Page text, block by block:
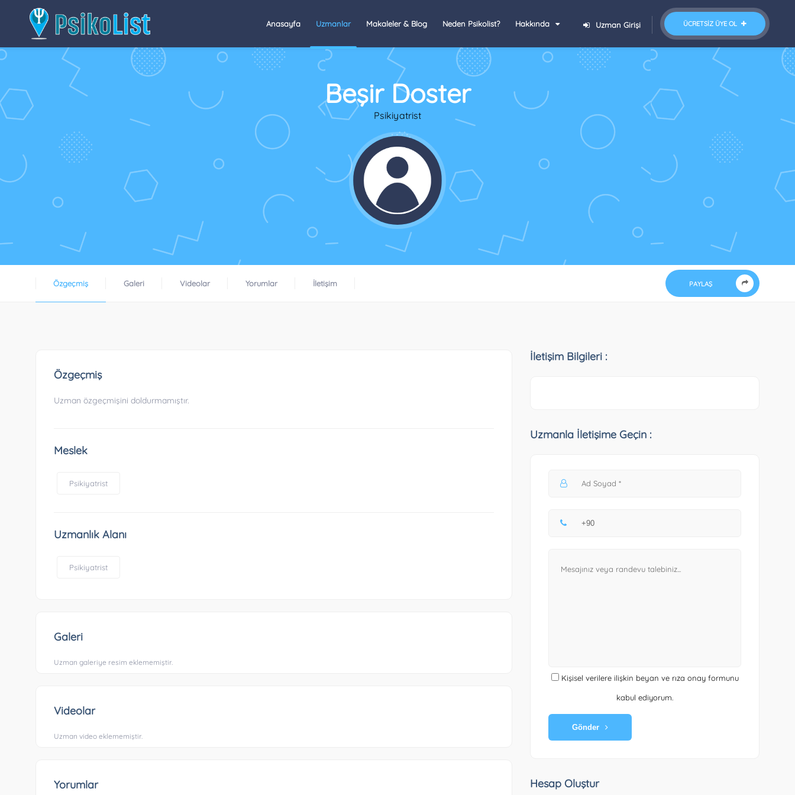
ÜCRETSIZ ÜYE OL
Uzman Girişi
Anasayfa Uzmanlar Makaleler & Blog Neden Psikolist? Hakkında
Beşir Doster
Psikiyatrist
Özgeçmiş Galeri Videolar Yorumlar İletişim PAYLAŞ
Özgeçmiş
Uzman özgeçmişini doldurmamıştır.
Meslek
Psikiyatrist
Uzmanlık Alanı
Psikiyatrist
Galeri
Uzman galeriye resim eklememiştir.
Videolar
Uzman video eklememiştir.
Yorumlar
İletişim Bilgileri :
Uzmanla İletişime Geçin :
Kişisel verilere ilişkin beyan ve rıza onay formunu
kabul ediyorum.
Gönder
Hesap Oluştur